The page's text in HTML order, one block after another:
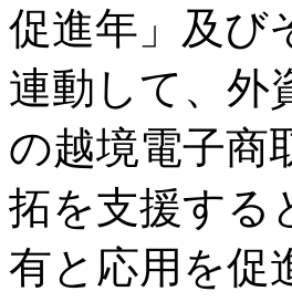
促進年」及び
連動して、外
の越境電子商
拓を支援する
有と応用を促